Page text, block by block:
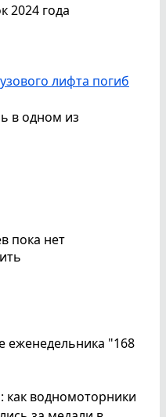
2024 года
лифта погиб
в одном из
пока нет
еженедельника "168
как водномоторники